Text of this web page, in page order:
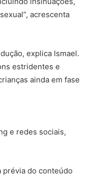
acrescenta
explica Ismael.
estridentes e
ainda em fase
e redes sociais,
prévia do conteúdo